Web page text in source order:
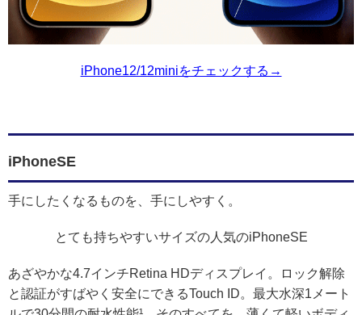
iPhone12/12miniをチェックする→
iPhoneSE
手にしたくなるものを、手にしやすく。
とても持ちやすいサイズの人気のiPhoneSE
あざやかな4.7インチRetina HDディスプレイ。ロック解除
と認証がすばやく安全にできるTouch ID。最大水深1メート